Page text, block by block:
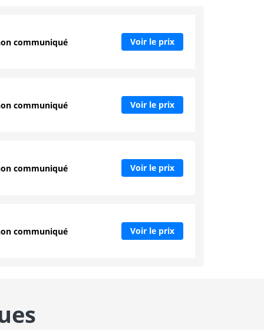
communiqué Voir le prix
communiqué Voir le prix
communiqué Voir le prix
communiqué Voir le prix